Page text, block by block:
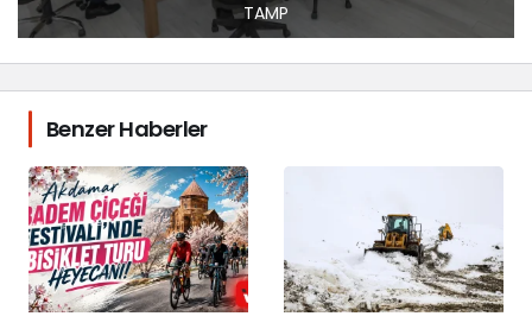
TAMP
Benzer Haberler